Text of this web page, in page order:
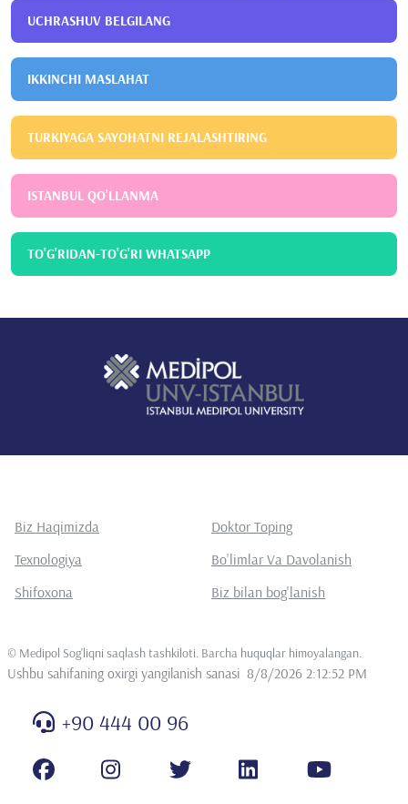
UCHRASHUV BELGILANG
IKKINCHI MASLAHAT
TURKIYAGA SAYOHATNI REJALASHTIRING
ISTANBUL QO'LLANMA
TO'G'RIDAN-TO'G'RI WHATSAPP
Biz Haqimizda
Doktor Toping
Texnologiya
Bo'limlar Va Davolanish
Shifoxona
Biz bilan bog'lanish
© Medipol Sog'liqni saqlash tashkiloti. Barcha huquqlar himoyalangan
Ushbu sahifaning oxirgi yangilanish sanasi 8/8/2026 2:12:52 PM
+90 444 00 96